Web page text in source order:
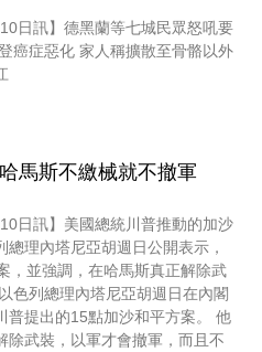
日訊】德黑蘭等七城民眾怒吼要
癌症惡化 家人稱擴散至骨骼以外
馬斯不繳械就不撤軍
日訊】美國總統川普推動的加沙
理內塔尼亞胡週日公開表示，
，並強調，在哈馬斯真正解除武
色列總理內塔尼亞胡週日在內閣
普提出的15點加沙和平方案。 他
除武裝，以軍才會撤軍，而且不